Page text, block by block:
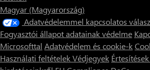
Magyar (Magyarország)
Adatvédelemmel kapcsolatos
Fogyasztói állapot adatainak védelme
Microsofttal Adatvédelem és cookie-k
Használati feltételekVédjegyek